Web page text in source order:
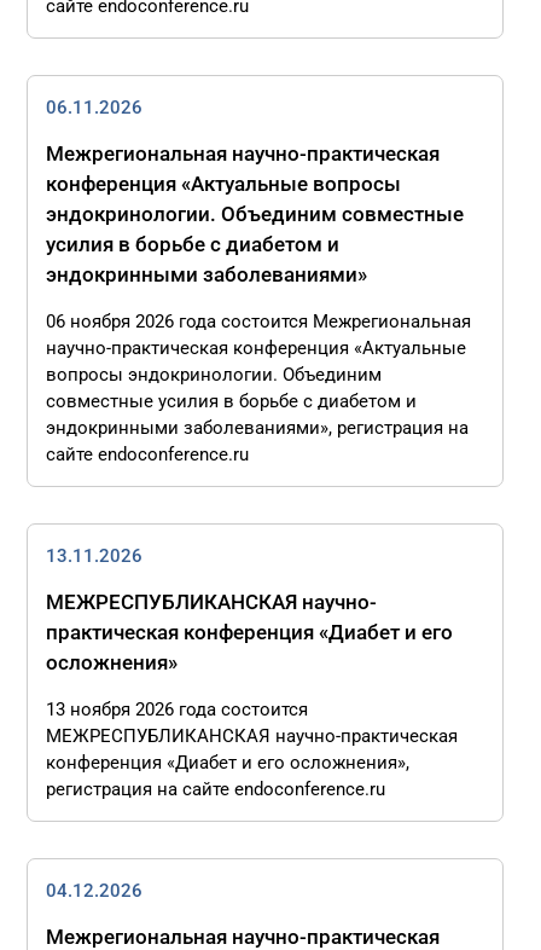
сайте endoconference.ru
06.11.2026
Межрегиональная научно-практическая
конференция «Актуальные вопросы
эндокринологии. Объединим совместные
усилия в борьбе с диабетом и
эндокринными заболеваниями»
06 ноября 2026 года состоится Межрегиональная
научно-практическая конференция «Актуальные
вопросы эндокринологии. Объединим
совместные усилия в борьбе с диабетом и
эндокринными заболеваниями», регистрация на
сайте endoconference.ru
13.11.2026
МЕЖРЕСПУБЛИКАНСКАЯ научно-
практическая конференция «Диабет и его
осложнения»
13 ноября 2026 года состоится
МЕЖРЕСПУБЛИКАНСКАЯ научно-практическая
конференция «Диабет и его осложнения»,
регистрация на сайте endoconference.ru
04.12.2026
Межрегиональная научно-практическая